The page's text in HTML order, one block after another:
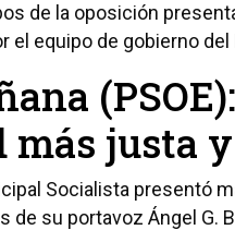
de la oposición
el equipo de gobierno
más justa
Socialista presentó
de su portavoz Ángel G.